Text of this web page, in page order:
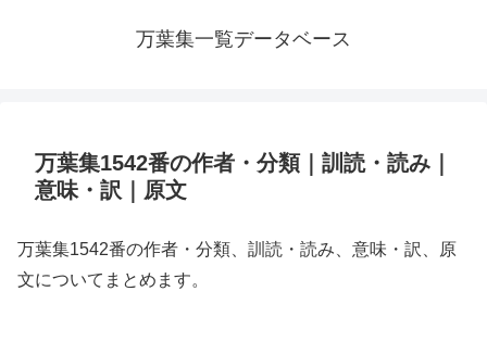
万葉集一覧データベース
万葉集1542番の作者・分類｜訓読・読み｜
意味・訳｜原文
万葉集1542番の作者・分類、訓読・読み、意味・訳、原
文についてまとめます。